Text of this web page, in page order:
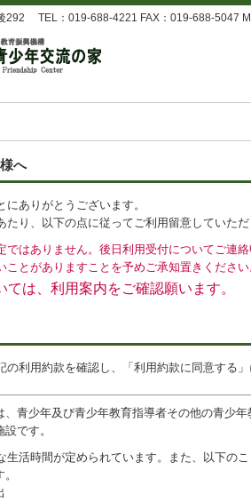
292 TEL：019-688-4221 FAX：019-688-5047
へ
ありがとうございます。
たり、以下の点に従ってご利用留意していた
ではありません。後日利用受付についてご連
ことがありますことを予めご承知置きくださ
ては、利用案内をご確認願います。
の利用約款を確認し、「利用約款に同意する
、青少年及び青少年教育指導者その他の青少
です。
生活時間が定められています。また、以下の